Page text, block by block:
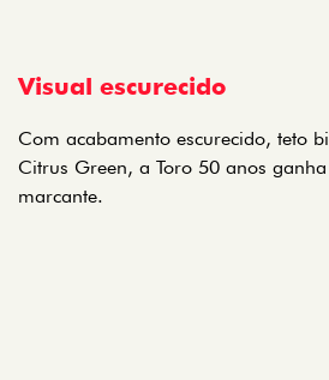
Visual escurecido
Com acabamento escurecido, teto
Citrus Green, a Toro 50 anos
marcante.